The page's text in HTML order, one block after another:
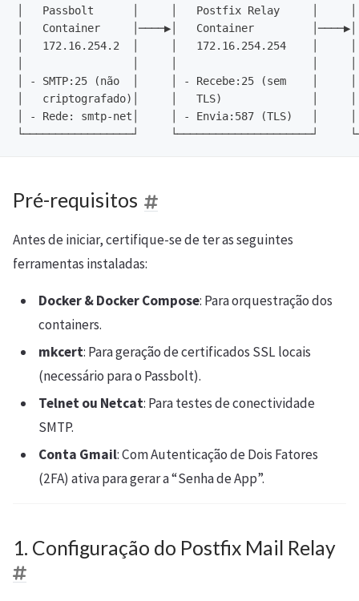
│   Passbolt      │     │   Postfix Relay     │
│   Container     │────▶│   Container
│   172.16.254.2  │     │   172.16.254.254    │     │
│ - SMTP:25 (não  │     │ - Recebe:25 (sem    │
│   criptografado)│     │   TLS)              │     │
│ - Rede: smtp-net│     │ - Envia:587 (TLS)   │
Pré-requisitos
Antes de iniciar, certifique-se de ter as seguintes
ferramentas instaladas:
Docker & Docker Compose: Para orquestração dos
containers.
mkcert: Para geração de certificados SSL locais
(necessário para o Passbolt).
Telnet ou Netcat: Para testes de conectividade
SMTP.
Conta Gmail: Com Autenticação de Dois Fatores
(2FA) ativa para gerar a “Senha de App”.
1. Configuração do Postfix Mail Relay